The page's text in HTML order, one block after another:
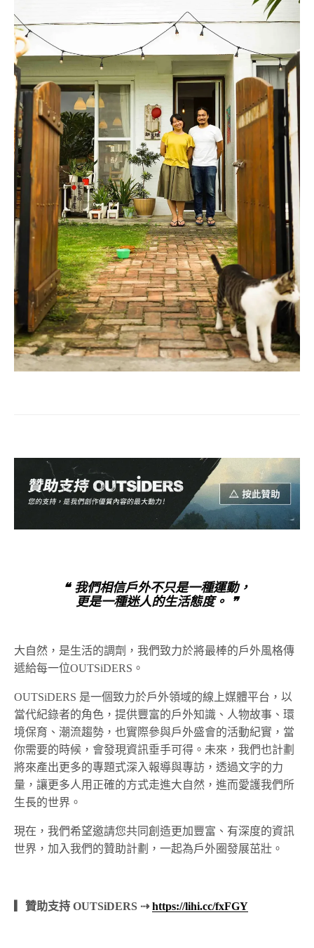
❝ 我們相信戶外不只是一種運動，
更是一種迷人的生活態度。 ❞
大自然，是生活的調劑，我們致力於將最棒的戶外風格傳
遞給每一位OUTSiDERS。
OUTSiDERS 是一個致力於戶外領域的線上媒體平台，以
當代紀錄者的角色，提供豐富的戶外知識、人物故事、環
境保育、潮流趨勢，也實際參與戶外盛會的活動紀實，當
你需要的時候，會發現資訊垂手可得。未來，我們也計劃
將來產出更多的專題式深入報導與專訪，透過文字的力
量，讓更多人用正確的方式走進大自然，進而愛護我們所
生長的世界。
現在，我們希望邀請您共同創造更加豐富、有深度的資訊
世界，加入我們的贊助計劃，一起為戶外圈發展茁壯。
▎贊助支持 OUTSiDERS ⇢https://lihi.cc/fxFGY